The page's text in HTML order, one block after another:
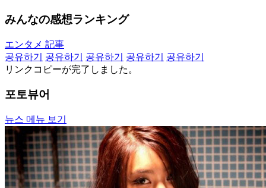
みんなの感想ランキング
エンタメ 記事
공유하기
공유하기 공유하기 공유하기
공유하기
リンクコピーが完了しました。
포토뷰어
뉴스 메뉴 보기